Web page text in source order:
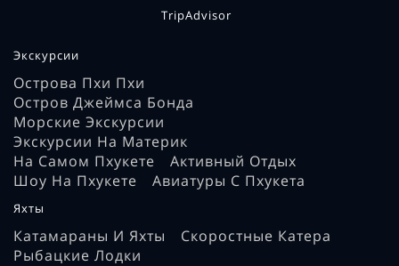
Экскурсии
Острова Пхи Пхи
Остров Джеймса Бонда
Морские Экскурсии
Экскурсии На Материк
На Самом Пхукете
Активный Отдых
Шоу На Пхукете
Авиатуры С Пхукета
Яхты
Катамараны И Яхты
Скоростные Катера
Рыбацкие Лодки